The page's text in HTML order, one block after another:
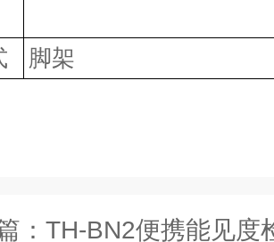
脚架
： TH-BN2便携能见度